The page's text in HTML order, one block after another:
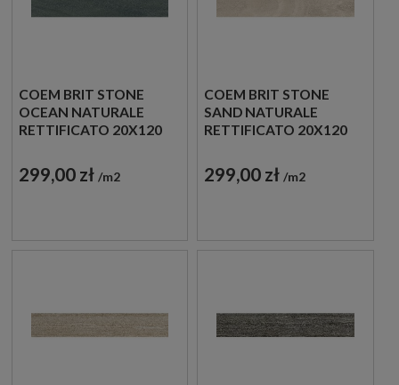
COEM BRIT STONE
OCEAN NATURALE
RETTIFICATO 20X120
GRESOWE KAMIENNE
299,00 zł m2
COEM BRIT STONE
SAND NATURALE
RETTIFICATO 20X120
GRESOWE KAMIENNE
299,00 zł m2